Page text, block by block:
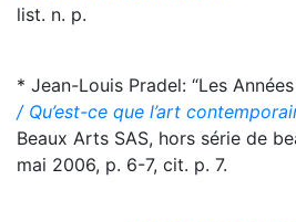
list. n. p.
* Jean-Louis Pradel: “Les Années
/ Qu’est-ce que l’art
Beaux Arts SAS, hors série de
mai 2006, p. 6-7, cit. p. 7.